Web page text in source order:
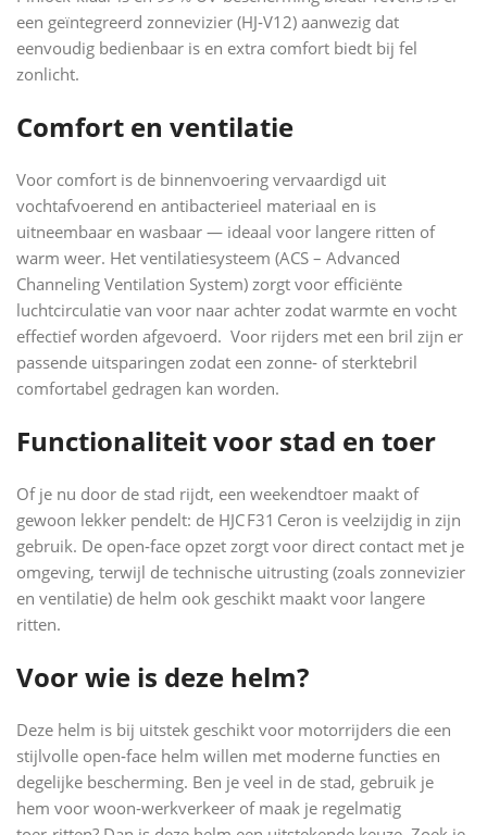
een geïntegreerd zonnevizier (HJ‑V12) aanwezig dat
eenvoudig bedienbaar is en extra comfort biedt bij fel
zonlicht.
Comfort en ventilatie
Voor comfort is de binnenvoering vervaardigd uit
vochtafvoerend en antibacterieel materiaal en is
uitneembaar en wasbaar — ideaal voor langere ritten of
warm weer. Het ventilatiesysteem (ACS – Advanced
Channeling Ventilation System) zorgt voor efficiënte
luchtcirculatie van voor naar achter zodat warmte en vocht
effectief worden afgevoerd. Voor rijders met een bril zijn er
passende uitsparingen zodat een zonne‑ of sterktebril
comfortabel gedragen kan worden.
Functionaliteit voor stad en toer
Of je nu door de stad rijdt, een weekendtoer maakt of
gewoon lekker pendelt: de HJC F31 Ceron is veelzijdig in zijn
gebruik. De open‑face opzet zorgt voor direct contact met je
omgeving, terwijl de technische uitrusting (zoals zonnevizier
en ventilatie) de helm ook geschikt maakt voor langere
ritten.
Voor wie is deze helm?
Deze helm is bij uitstek geschikt voor motorrijders die een
stijlvolle open‑face helm willen met moderne functies en
degelijke bescherming. Ben je veel in de stad, gebruik je
hem voor woon‑werkverkeer of maak je regelmatig